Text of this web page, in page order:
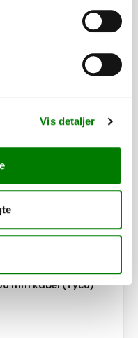
Vis detaljer
PÅ LAGER
mm kabel (Tyco)